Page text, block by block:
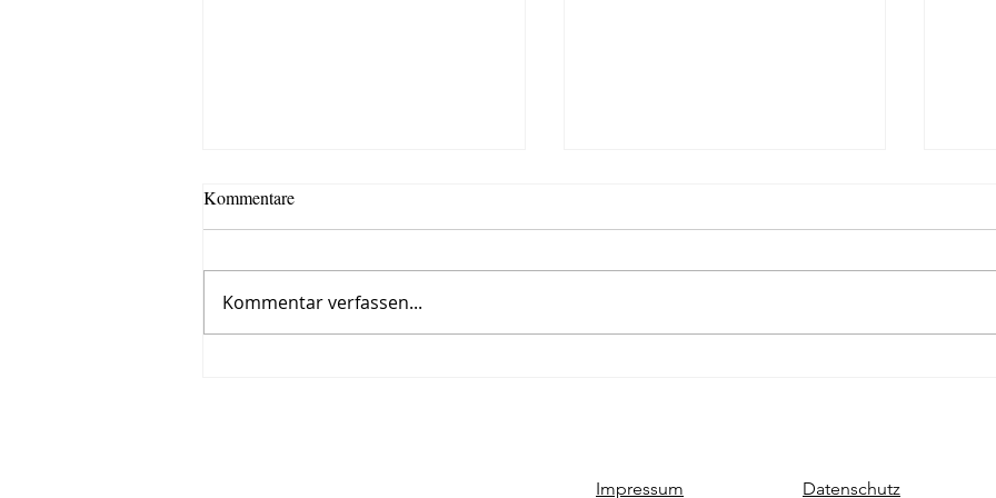
Roman, siebter Tag
Habe ich vergessen zu
den
Kommentare
Kommentar verfassen...
Impressum Datenschutz